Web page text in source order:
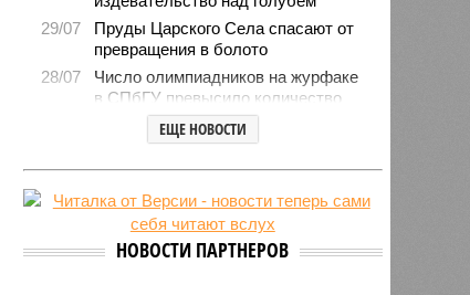
29/07
Пруды Царского Села спасают от
превращения в болото
28/07
Число олимпиадников на журфаке
в СПбГУ превысило количество
бюджетных мест
Рейды против подростков-
неформалов проведут в городе на
Оплатить проезд в наземном
транспорте Петербурга можно
будет по геолокации
ЕЩЕ НОВОСТИ
НОВОСТИ ПАРТНЕРОВ